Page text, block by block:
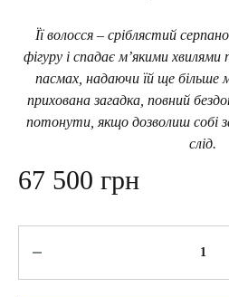
Її волосся – сріблястий
фігуру і спадає м’якими хвилями
пасмах, надаючи їй ще більше
прихована загадка, повний
потонути, якщо дозволиш собі
слід.
67 500 грн